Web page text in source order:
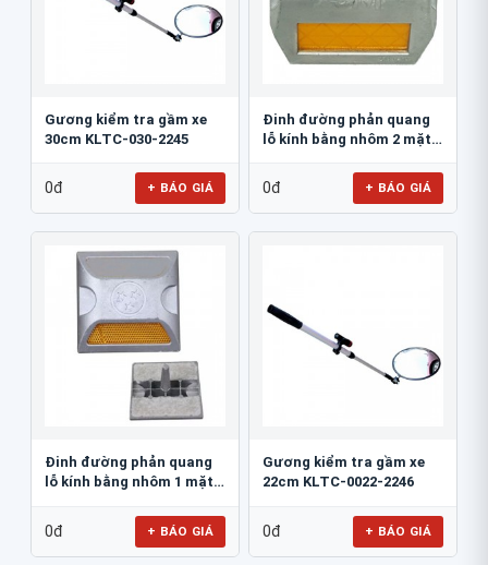
Gương kiểm tra gầm xe
30cm KLTC-030-2245
0đ + BÁO GIÁ
Đinh đường phản quang
lỗ kính bằng nhôm 2 mặt
0đ + BÁO GIÁ
Đinh đường phản quang
lỗ kính bằng nhôm 1 mặt
0đ + BÁO GIÁ
Gương kiểm tra gầm xe
22cm KLTC-0022-2246
0đ + BÁO GIÁ